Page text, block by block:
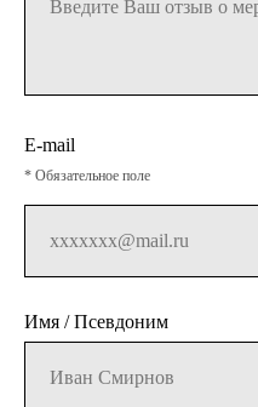
E-mail
* Обязательное поле
Имя / Псевдоним